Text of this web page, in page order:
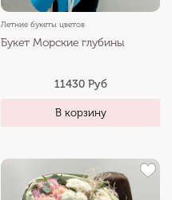
Летние букеты цветов
Букет Морские глубины
11430 Руб
В корзину